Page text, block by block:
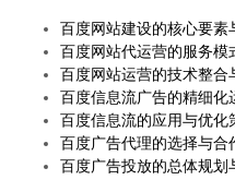
百度网站建设的核心要素
百度网站代运营的服务模
百度网站运营的技术整合
百度信息流广告的精细化
百度信息流的应用与优化
百度广告代理的选择与合
百度广告投放的总体规划